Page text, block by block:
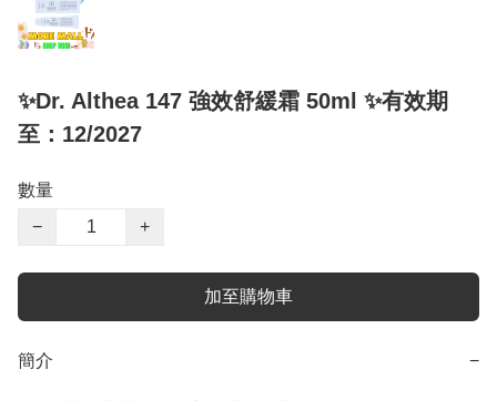
✨Dr. Althea 147 強效舒緩霜 50ml ✨有效期
至：12/2027
數量
−
+
加至購物車
簡介 −